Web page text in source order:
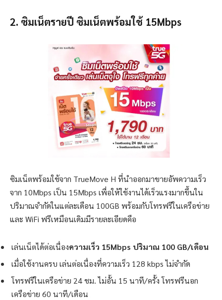
2. ซิมเน็ตรายปี ซิมเน็ตพร้อมใช้ 15Mbps
ซิมเน็ตพร้อมใช้จาก TrueMove H ที่นำออกมาขายอัพความเร็ว
จาก 10Mbps เป็น 15Mbps เพื่อให้ใช้งานได้เร็วแรงมากขึ้นใน
ปริมาณจำกัดในแต่ละเดือน 100GB พร้อมกับโทรฟรีในเครือข่าย
และ WiFi ฟรีเหมือนเดิมมีรายละเอียดคือ
เล่นเน็ตได้ต่อเนื่องความเร็ว 15Mbps ปริมาณ 100 GB/เดือน
เมื่อใช้งานครบ เล่นต่อเนื่องที่ความเร็ว 128 kbps ไม่จำกัด
โทรฟรีในเครือข่าย 24 ชม. ไม่อั้น 15 นาที/ครั้ง โทรฟรีนอก
เครือข่าย 60 นาที/เดือน